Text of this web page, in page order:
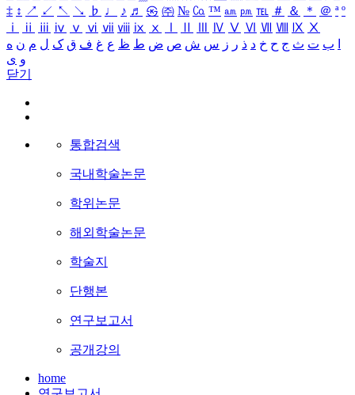
‡ ↕ ↗ ↙ ↖ ↘ ♭ ♩ ♪ ♬ ㉿ ㈜ № ㏇ ™ ㏂ ㏘ ℡ ＃ ＆ ＊ ＠ ª º
ⅰ
ⅱ ⅲ ⅳ ⅴ ⅵ ⅶ ⅷ ⅸ ⅹ Ⅳ Ⅴ Ⅵ Ⅶ Ⅷ Ⅸ Ⅹ
ب ت ث ج ح خ د ذ ر ز س ش ص ض ط ظ ع غ ف ق ک ل م ن ه
و ی
닫기
통합검색
국내학술논문
학위논문
해외학술논문
학술지
단행본
연구보고서
공개강의
home